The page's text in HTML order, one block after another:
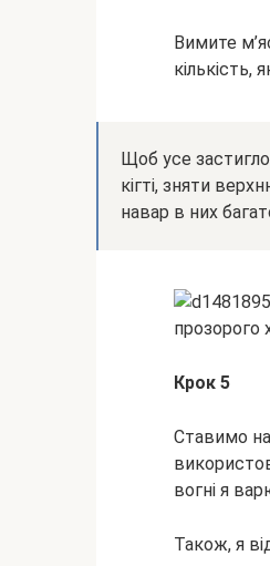
Вимите
кількість,
Щоб усе
кігті, зняти
навар в них
Крок 5
Ставимо на
вогні я
Також, я